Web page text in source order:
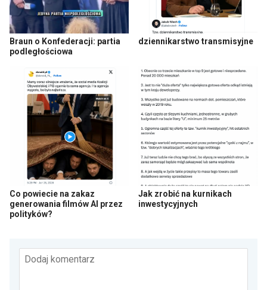
Braun o Konfederacji: partia
podległościowa
dziennikarstwo transmisyjne
Co powiecie na zakaz
generowania filmów AI przez
polityków?
Jak zrobić na kurnikach
inwestycyjnych
Dodaj komentarz